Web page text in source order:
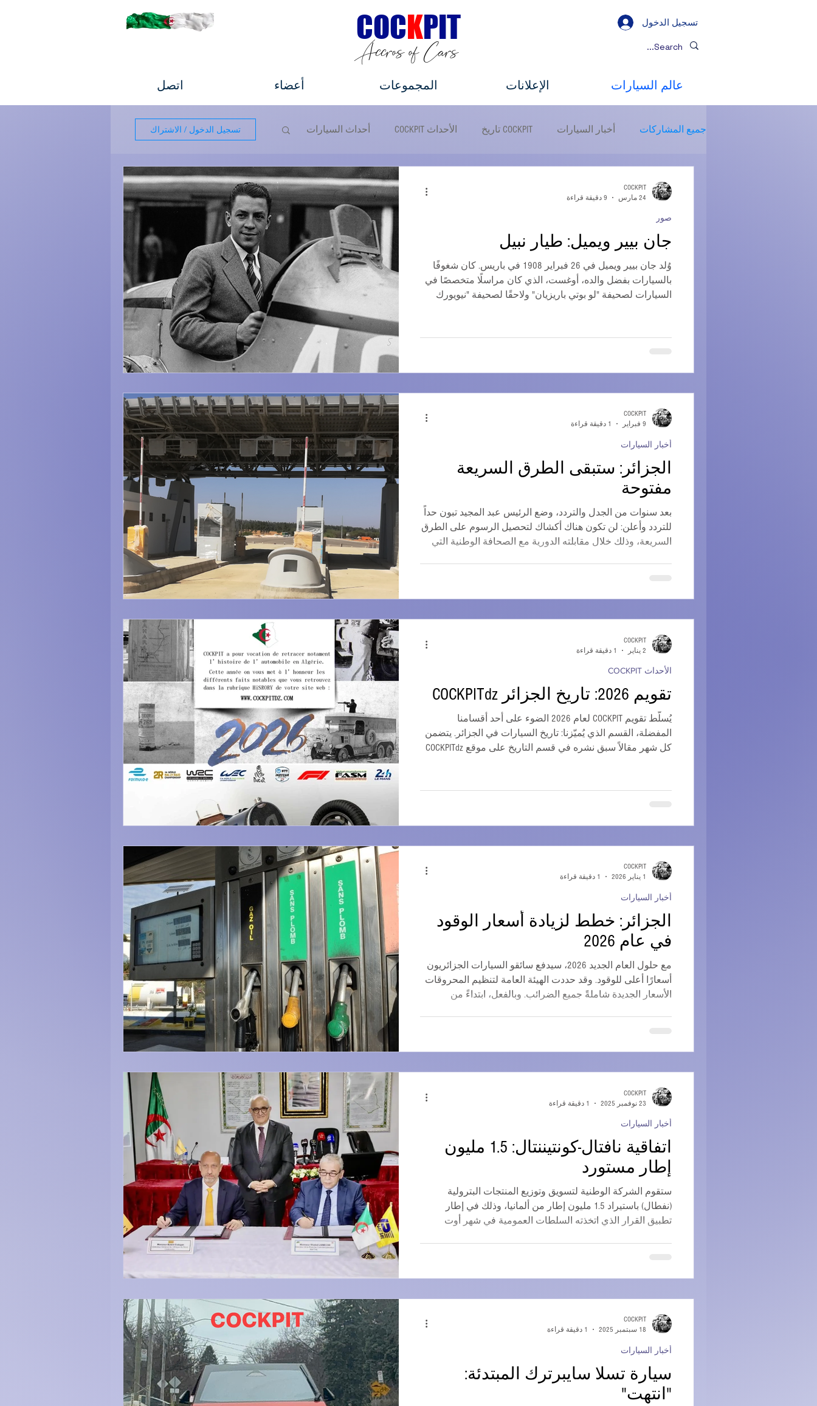
COCKPIT
Accros of Cars
تسجيل الدخول
عالم السيارات الإعلانات المجموعات أعضاء اتصل
جميع المشاركات أخبار السيارات COCKPIT تاريخ الأحداث COCKPIT أحداث السيارات تسجيل الدخول / الاشتراك
جان بيير ويميل: طيار نبيل
وُلد جان بيير ويميل في 26 فبراير 1908 في باريس. كان شغوفًا
بالسيارات بفضل والده، أوغست، الذي كان مراسلًا متخصصًا في
السيارات لصحيفة "لو بوتي باريزيان" ولاحقًا لصحيفة "نيويورك
بسيارة بوغاتي من طراز 37A سعة 1.5 لتر. بدأ جان بيير مسيرته
صور
COCKPIT
24 مارس
9 دقيقة قراءة
الجزائر: ستبقى الطرق السريعة
مفتوحة
بعد سنوات من الجدل والتردد، وضع الرئيس عبد المجيد تبون حداً
للتردد وأعلن: لن تكون هناك أكشاك لتحصيل الرسوم على الطرق
السريعة، وذلك خلال مقابلته الدورية مع الصحافة الوطنية التي
وقد بدأت أعمال بناء محطات تحصيل الرسوم ووصلت إلى
أخبار السيارات
COCKPIT
9 فبراير
1 دقيقة قراءة
تقويم 2026: تاريخ الجزائر COCKPITdz
يُسلّط تقويم COCKPIT لعام 2026 الضوء على أحد أقسامنا
المفضلة، القسم الذي يُميّزنا: تاريخ السيارات في الجزائر. يتضمن
كل شهر مقالاً سبق نشره في قسم التاريخ على موقع COCKPITdz
الأحداث COCKPIT
COCKPIT
2 يناير
1 دقيقة قراءة
الجزائر: خطط لزيادة أسعار الوقود
في عام 2026
مع حلول العام الجديد 2026، سيدفع سائقو السيارات الجزائريون
أسعارًا أعلى للوقود. وقد حددت الهيئة العامة لتنظيم المحروقات
الأسعار الجديدة شاملةً جميع الضرائب. وبالفعل، ابتداءً من
= 29.01 دينار جزائري/لتر) غاز البترول المسال (GPL) = 12.00 دينار
أخبار السيارات
COCKPIT
1 يناير 2026
1 دقيقة قراءة
اتفاقية نافتال-كونتيننتال: 1.5 مليون
إطار مستورد
ستقوم الشركة الوطنية لتسويق وتوزيع المنتجات البترولية
(نفطال) باستيراد 1.5 مليون إطار من ألمانيا، وذلك في إطار
تطبيق القرار الذي اتخذته السلطات العمومية في شهر أوت
المرحلة الأولى. ستأتي المنتجات محمّلة بجميع شهادات المطابقة
أخبار السيارات
COCKPIT
23 نوفمبر 2025
1 دقيقة قراءة
سيارة تسلا سايبرترك المبتدئة:
"انتهت"
أخبار السيارات
COCKPIT
18 سبتمبر 2025
1 دقيقة قراءة